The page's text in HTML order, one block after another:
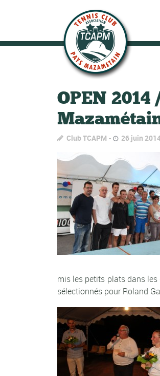
OPEN
Club TCAPM 26 juin
mis les petits plats dans
sélectionnés pour Roland